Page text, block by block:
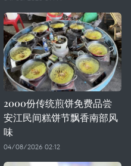
2000份传统煎饼免费品尝
安江民间糕饼节飘香南部风
味
04/08/2026 02:12